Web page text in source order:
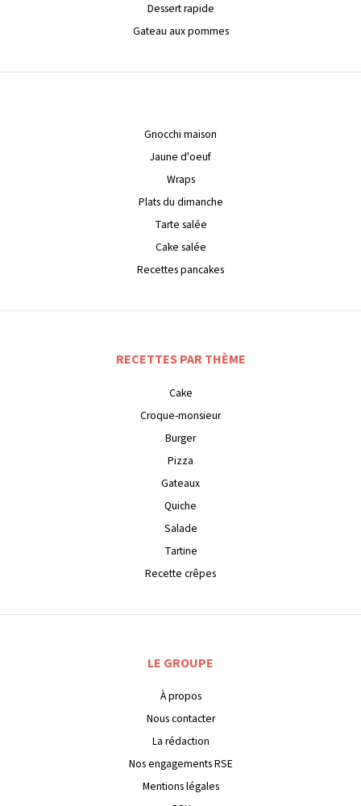
Dessert rapide
Gateau aux pommes
Gnocchi maison
Jaune d'oeuf
Wraps
Plats du dimanche
Tarte salée
Cake salée
Recettes pancakes
RECETTES PAR THÈME
Cake
Croque-monsieur
Burger
Pizza
Gateaux
Quiche
Salade
Tartine
Recette crêpes
LE GROUPE
À propos
Nous contacter
La rédaction
Nos engagements RSE
Mentions légales